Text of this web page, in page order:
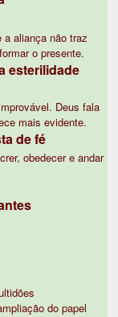
a aliança não traz
o presente.
esterilidade
Deus fala
mais evidente.
de fé
obedecer e andar
do papel